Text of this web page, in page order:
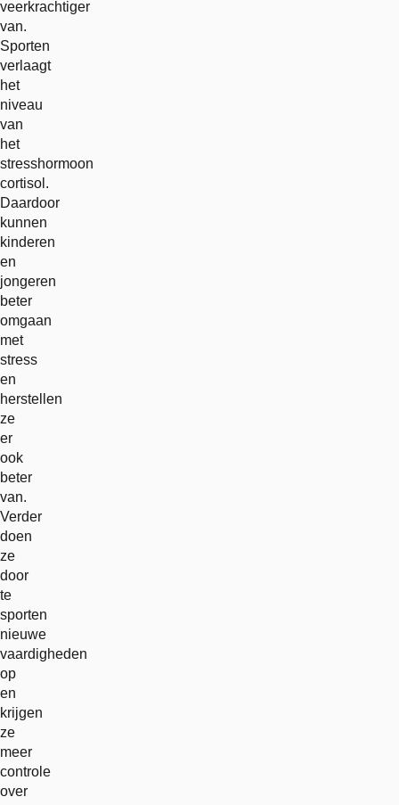
veerkrachtiger
van.
Sporten
verlaagt
het
niveau
van
het
stresshormoon
cortisol.
Daardoor
kunnen
kinderen
en
jongeren
beter
omgaan
met
stress
en
herstellen
ze
er
ook
beter
van.
Verder
doen
ze
door
te
sporten
nieuwe
vaardigheden
op
en
krijgen
ze
meer
controle
over